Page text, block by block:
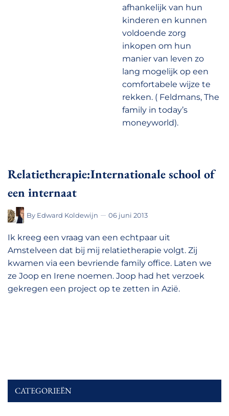
afhankelijk van hun
kinderen en kunnen
voldoende zorg
inkopen om hun
manier van leven zo
lang mogelijk op een
comfortabele wijze te
rekken. ( Feldmans, The
family in today’s
moneyworld).
Relatietherapie:Internationale school of
een internaat
By Edward Koldewijn 06 juni 2013
Ik kreeg een vraag van een echtpaar uit
Amstelveen dat bij mij relatietherapie volgt. Zij
kwamen via een bevriende family office. Laten we
ze Joop en Irene noemen. Joop had het verzoek
gekregen een project op te zetten in Azië.
CATEGORIEËN